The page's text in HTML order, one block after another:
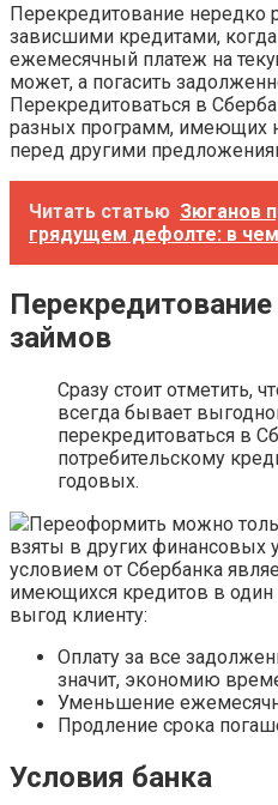
Перекредитование нередко
зависшими кредитами,
ежемесячный платеж на
может, а погасить
Перекредитоваться в
разных программ, имеющих
перед другими
Читать статью Зюганов
грядущем дефолте: в чем
займов
Сразу стоит отметить,
всегда бывает
перекредитоваться в
потребительскому
годовых.
Переоформить можно
взяты в других
условием от Сбербанка
имеющихся кредитов в один
выгод клиенту:
Оплату за все
значит, экономию
Уменьшение
Продление срока
Условия банка